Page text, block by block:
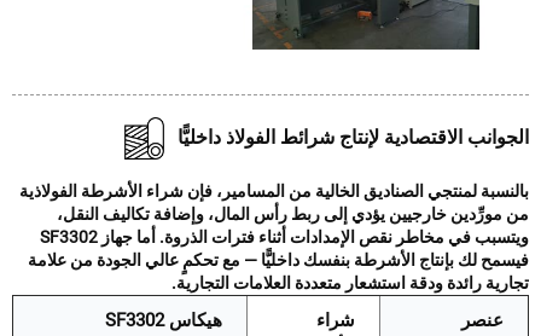
الاقتصادية لإنتاج شرائط الفولاذ داخليًّا
لمنتجي الصناديق الخالية من المسامير، فإن شراء الأشرطة الفولاذية
خارجيين يؤدي إلى ربط رأس المال، وإضافة تكاليف النقل،
ويتسبب في مخاطر نقص الإمدادات أثناء فترات الذروة. أما جهاز SF3302
لك بإنتاج الأشرطة بنفسك داخليًّا — مع تحكمٍ عالي الجودة من علامة
رائدة ودقة استشعار متعددة العلامات التجارية.
عنصر
شراء
هيكاس SF3302